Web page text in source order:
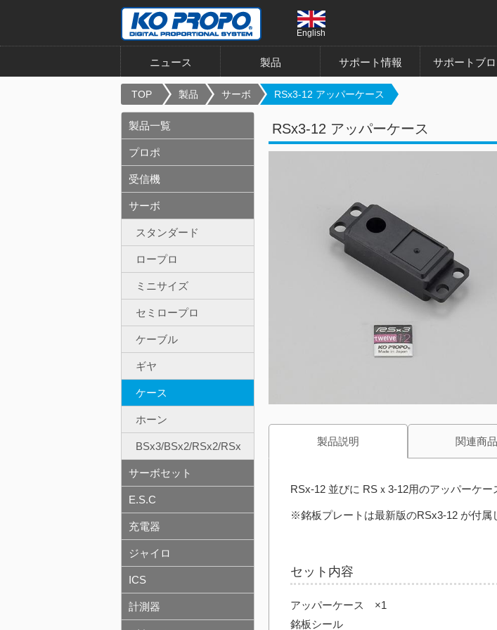
English
ニュース 製品 サポート情報 サポートブ
TOP 製品 サーボ RSx3-12 アッパーケース
RSx3-12 アッパーケース
製品説明 関連商品
RSx-12 並びに RSｘ3-12用のアッパーケー
※銘板プレートは最新版のRSx3-12 が付属
セット内容
アッパーケース ×1
銘板シール
製品一覧
プロポ
受信機
サーボ
スタンダード
ロープロ
ミニサイズ
セミロープロ
ケーブル
ギヤ
ケース
ホーン
BSx3/BSx2/RSx2/RSx
サーボセット
E.S.C
充電器
ジャイロ
ICS
計測器